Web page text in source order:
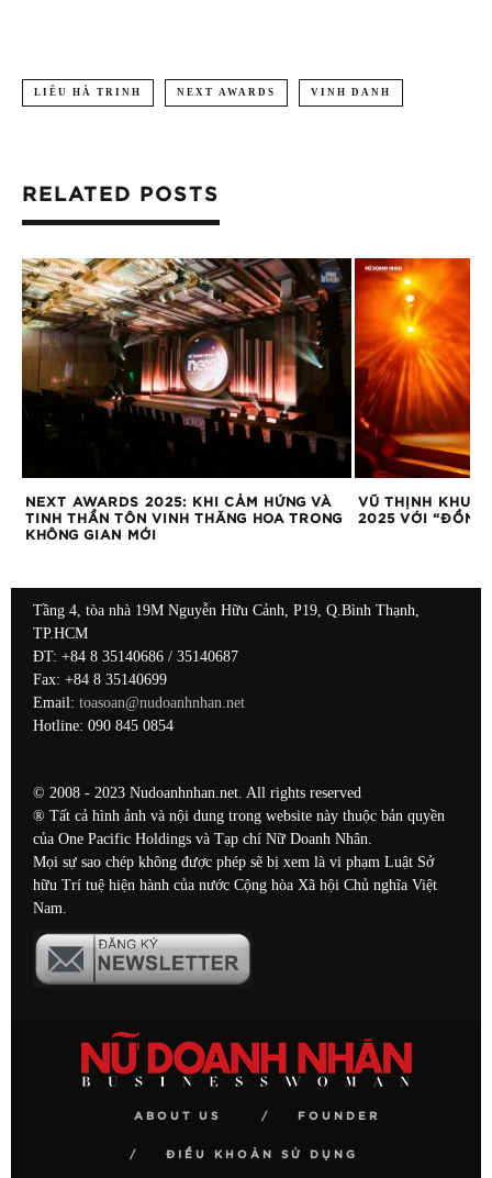
LIÊU HÀ TRINH NEXT AWARDS VINH DANH
RELATED POSTS
NEXT AWARDS 2025: KHI CẢM HỨNG VÀ
TINH THẦN TÔN VINH THĂNG HOA TRONG
KHÔNG GIAN MỚI
VŨ THỊNH
2025 VỚI “ĐỒNG
Tầng 4, tòa nhà 19M Nguyễn Hữu Cảnh, P19, Q.Bình Thạnh,
TP.HCM
ĐT: +84 8 35140686 / 35140687
Fax: +84 8 35140699
Email: toasoan@nudoanhnhan.net
Hotline: 090 845 0854
© 2008 - 2023 Nudoanhnhan.net. All rights reserved
® Tất cả hình ảnh và nội dung trong website này thuộc bản quyền
của One Pacific Holdings và Tạp chí Nữ Doanh Nhân.
Mọi sự sao chép không được phép sẽ bị xem là vi phạm Luật Sở
hữu Trí tuệ hiện hành của nước Cộng hòa Xã hội Chủ nghĩa Việt
Nam.
ABOUT US FOUNDER
ĐIỀU KHOẢN SỬ DỤNG